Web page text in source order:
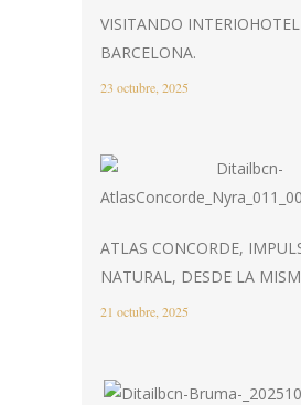
VISITANDO
BARCELONA.
23 octubre, 2025
ATLAS CONCORDE,
NATURAL, DESDE LA
21 octubre, 2025